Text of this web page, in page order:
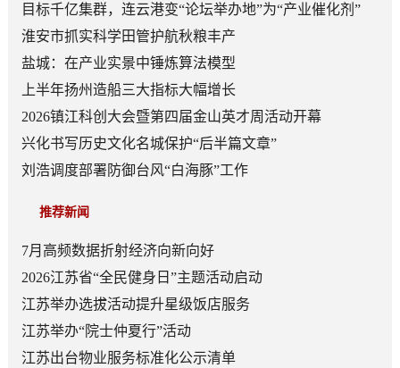
目标千亿集群，连云港变“论坛举办地”为“产业催化剂”
淮安市抓实科学田管护航秋粮丰产
盐城：在产业实景中锤炼算法模型
上半年扬州造船三大指标大幅增长
2026镇江科创大会暨第四届金山英才周活动开幕
兴化书写历史文化名城保护“后半篇文章”
刘浩调度部署防御台风“白海豚”工作
推荐新闻
7月高频数据折射经济向新向好
2026江苏省“全民健身日”主题活动启动
江苏举办选拔活动提升星级饭店服务
江苏举办“院士仲夏行”活动
江苏出台物业服务标准化公示清单